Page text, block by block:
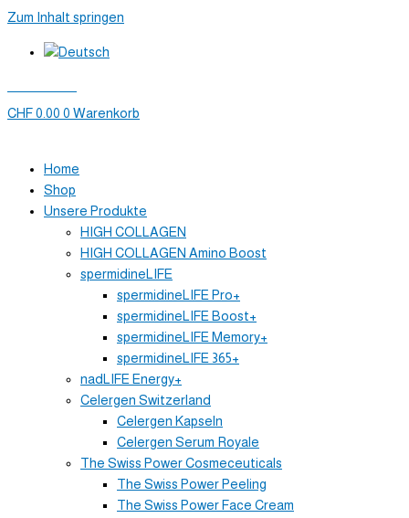
Zum Inhalt springen
CHF0.00 0 Warenkorb
Home
Shop
Unsere Produkte
HIGH COLLAGEN
HIGH COLLAGEN Amino Boost
spermidineLIFE
spermidineLIFE Pro+
spermidineLIFE Boost+
spermidineLIFE Memory+
spermidineLIFE 365+
nadLIFE Energy+
Celergen Switzerland
Celergen Kapseln
Celergen Serum Royale
The Swiss Power Cosmeceuticals
The Swiss Power Peeling
The Swiss Power Face Cream